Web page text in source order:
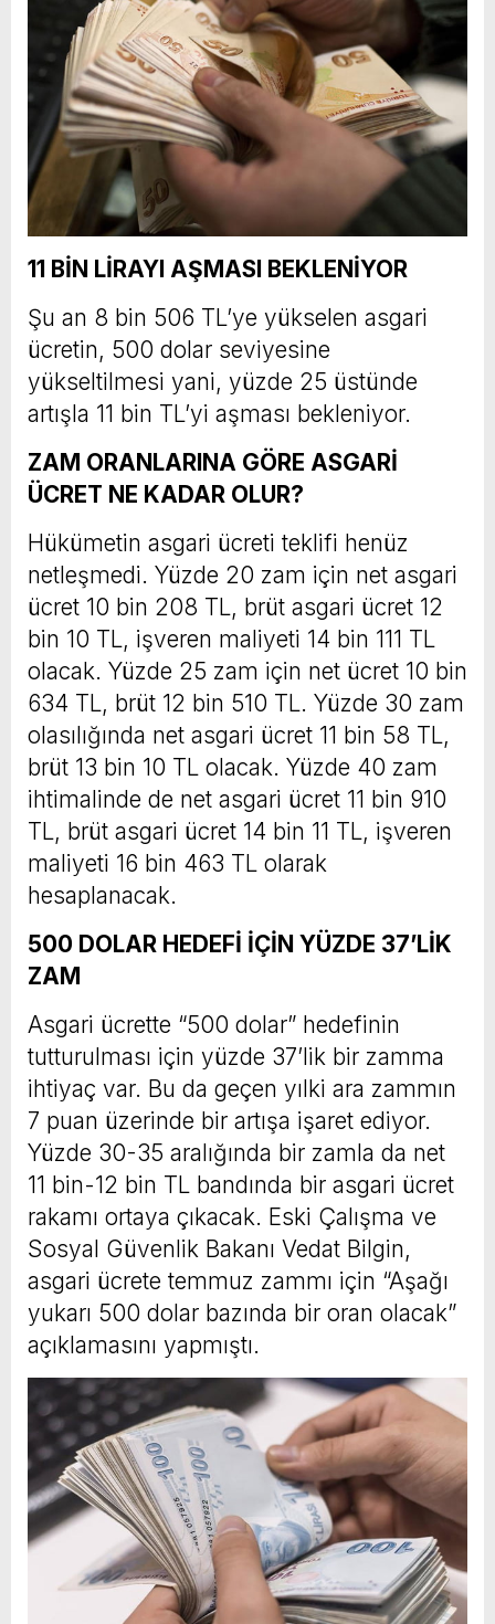
11 BİN LİRAYI AŞMASI BEKLENİYOR
Şu an 8 bin 506 TL’ye yükselen asgari
ücretin, 500 dolar seviyesine
yükseltilmesi yani, yüzde 25 üstünde
artışla 11 bin TL’yi aşması bekleniyor.
ZAM ORANLARINA GÖRE ASGARİ
ÜCRET NE KADAR OLUR?
Hükümetin asgari ücreti teklifi henüz
netleşmedi. Yüzde 20 zam için net asgari
ücret 10 bin 208 TL, brüt asgari ücret 12
bin 10 TL, işveren maliyeti 14 bin 111 TL
olacak. Yüzde 25 zam için net ücret 10 bin
634 TL, brüt 12 bin 510 TL. Yüzde 30 zam
olasılığında net asgari ücret 11 bin 58 TL,
brüt 13 bin 10 TL olacak. Yüzde 40 zam
ihtimalinde de net asgari ücret 11 bin 910
TL, brüt asgari ücret 14 bin 11 TL, işveren
maliyeti 16 bin 463 TL olarak
hesaplanacak.
500 DOLAR HEDEFİ İÇİN YÜZDE 37’LİK
ZAM
Asgari ücrette “500 dolar” hedefinin
tutturulması için yüzde 37’lik bir zamma
ihtiyaç var. Bu da geçen yılki ara zammın
7 puan üzerinde bir artışa işaret ediyor.
Yüzde 30-35 aralığında bir zamla da net
11 bin-12 bin TL bandında bir asgari ücret
rakamı ortaya çıkacak. Eski Çalışma ve
Sosyal Güvenlik Bakanı Vedat Bilgin,
asgari ücrete temmuz zammı için “Aşağı
yukarı 500 dolar bazında bir oran olacak”
açıklamasını yapmıştı.